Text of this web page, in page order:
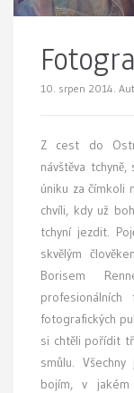
10. srpen 2014.
Z cest do
návštěva
úniku za čímkoli
chvíli, kdy už
tchyní jezdit.
skvělým
Borisem
fotografických
si chtěli pořídit
smůlu.
bojím, v